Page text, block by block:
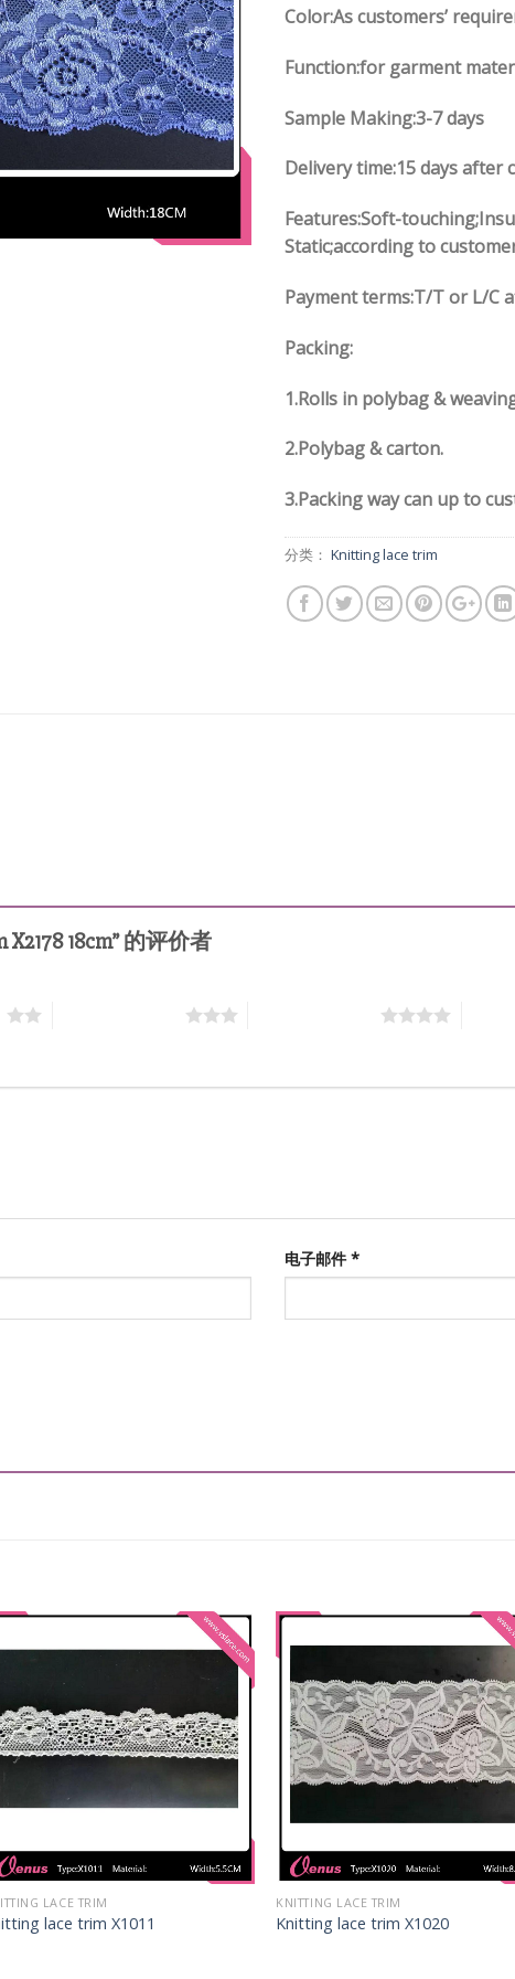
Color:As customers’
Function:for garment
Sample Making:3-7 days
Delivery time:15 days after
Features:Soft-
Static;according to
Payment terms:T/T or L/C
Packing:
1.Rolls in polybag &
2.Polybag & carton.
3.Packing way can up to
分类： Knitting lace trim
18cm” 的评价者
电子邮件*
LACE TRIM
lace trim X1011
KNITTING LACE TRIM
Knitting lace trim X1020